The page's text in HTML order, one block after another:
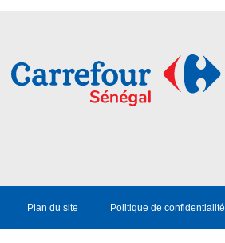
Plan du site Politique de confidentialité